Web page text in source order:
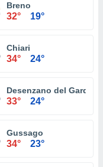
Breno
32° 19°
Chiari
34° 24°
Desenzano del Garda
33° 24°
Gussago
34° 23°